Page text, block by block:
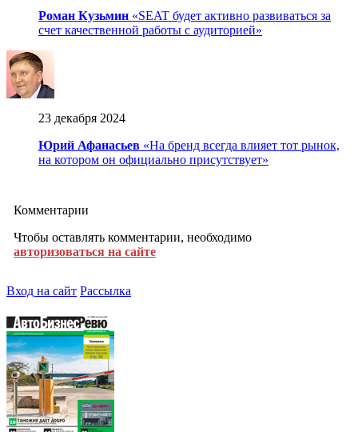
Роман Кузьмин «SEAT будет активно развиваться за
счет качественной работы с аудиторией»
23 декабря 2024
Юрий Афанасьев «На бренд всегда влияет тот рынок,
на котором он официально присутствует»
Комментарии
Чтобы оставлять комментарии, необходимо
авторизоваться на сайте
Вход на сайт Рассылка